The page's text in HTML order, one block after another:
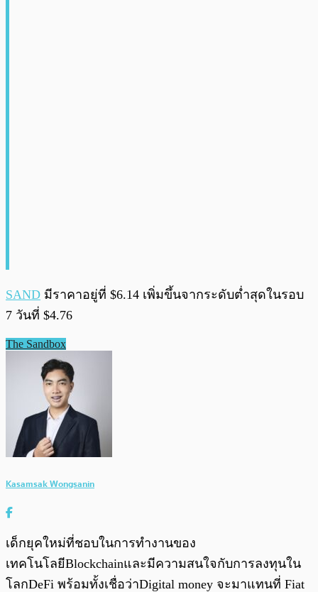
SAND มีราคาอยู่ที่ $6.14 เพิ่มขึ้นจากระดับต่ำสุดในรอบ
7 วันที่ $4.76
The Sandbox
Kasamsak Wongsanin
เด็กยุคใหม่ที่ชอบในการทำงานของ
เทคโนโลยีBlockchainและมีความสนใจกับการลงทุนใน
โลกDeFi พร้อมทั้งเชื่อว่าDigital money จะมาแทนที่ Fiat